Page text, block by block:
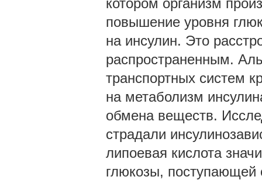
котором организм
повышение уровня
на инсулин. Это
распространенным.
транспортных систем
на метаболизм
обмена веществ.
страдали
липоевая кислота
глюкозы,